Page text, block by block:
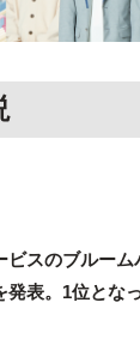
ビスのブルー
発表。1位とな